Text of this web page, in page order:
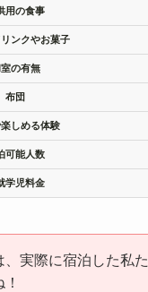
用の食事
ンクやお菓子
の有無
布団
しめる体験
可能人数
学児料金
、実際に宿泊した私